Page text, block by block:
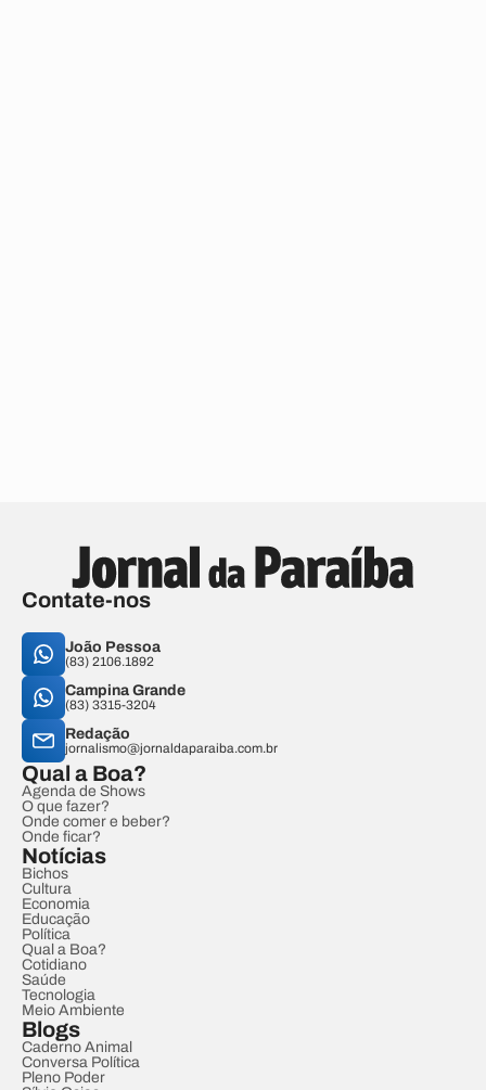
Contate-nos
João Pessoa
(83) 2106.1892
Campina Grande
(83) 3315-3204
Redação
jornalismo@jornaldaparaiba.com.br
Qual a Boa?
Agenda de Shows
O que fazer?
Onde comer e beber?
Onde ficar?
Notícias
Bichos
Cultura
Economia
Educação
Política
Qual a Boa?
Cotidiano
Saúde
Tecnologia
Meio Ambiente
Blogs
Caderno Animal
Conversa Política
Pleno Poder